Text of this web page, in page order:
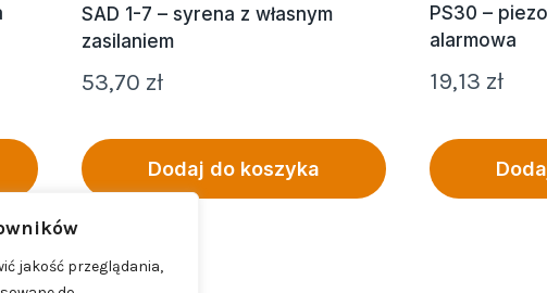
jakość przeglądania,
SAD 1-7 – syrena z własnym
zasilaniem
53,70 zł
Dodaj do koszyka
PS30 –
alarmowa
19,13 zł